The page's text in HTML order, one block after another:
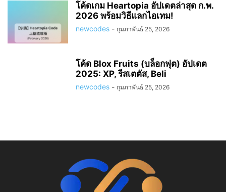
โค้ดเกม Heartopia อัปเดตล่าสุด ก.พ.
2026 พร้อมวิธีแลกไอเทม!
newcodes - กุมภาพันธ์ 25, 2026
โค้ด Blox Fruits (บล็อกฟุต) อัปเดต
2025: XP, รีสเตตัส, Beli
newcodes - กุมภาพันธ์ 25, 2026